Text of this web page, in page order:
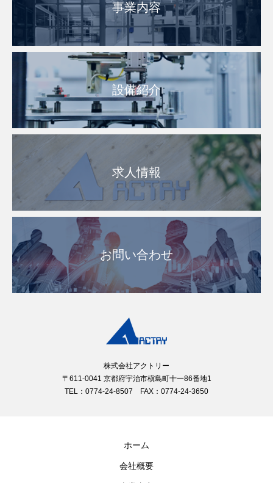
事業内容
設備紹介
求人情報
お問い合わせ
株式会社アクトリー
〒611-0041 京都府宇治市槇島町十一86番地1
TEL：0774-24-8507 FAX：0774-24-3650
ホーム
会社概要